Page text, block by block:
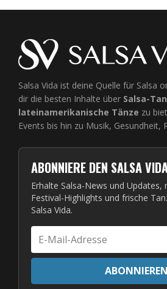
Salsa Vida ist deine Quelle für Salsa
dir die besten Inhalte über Salsa-
lateinamerikanische Tänze zu
Events bis hin zu Musik, Gesundheit,
ABONNIERE DEN SALSA
Erhalte Salsa-News und Updates,
Festival-Highlights und frische
Salsa Vida.
E-
Mail-
Adresse
ABONNIEREN